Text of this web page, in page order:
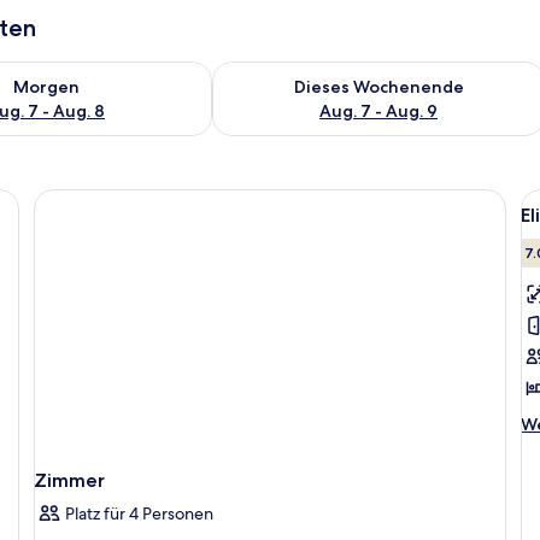
Aug. 7.
Morgen
7 - Aug. 8
für morgen, Aug. 7 - Aug. 8.
Dieses Wochenende
Aug. 7 - Aug. 9
Überprüfe die Verfügbarkeit für
Zimmer
Platz für 4 Personen